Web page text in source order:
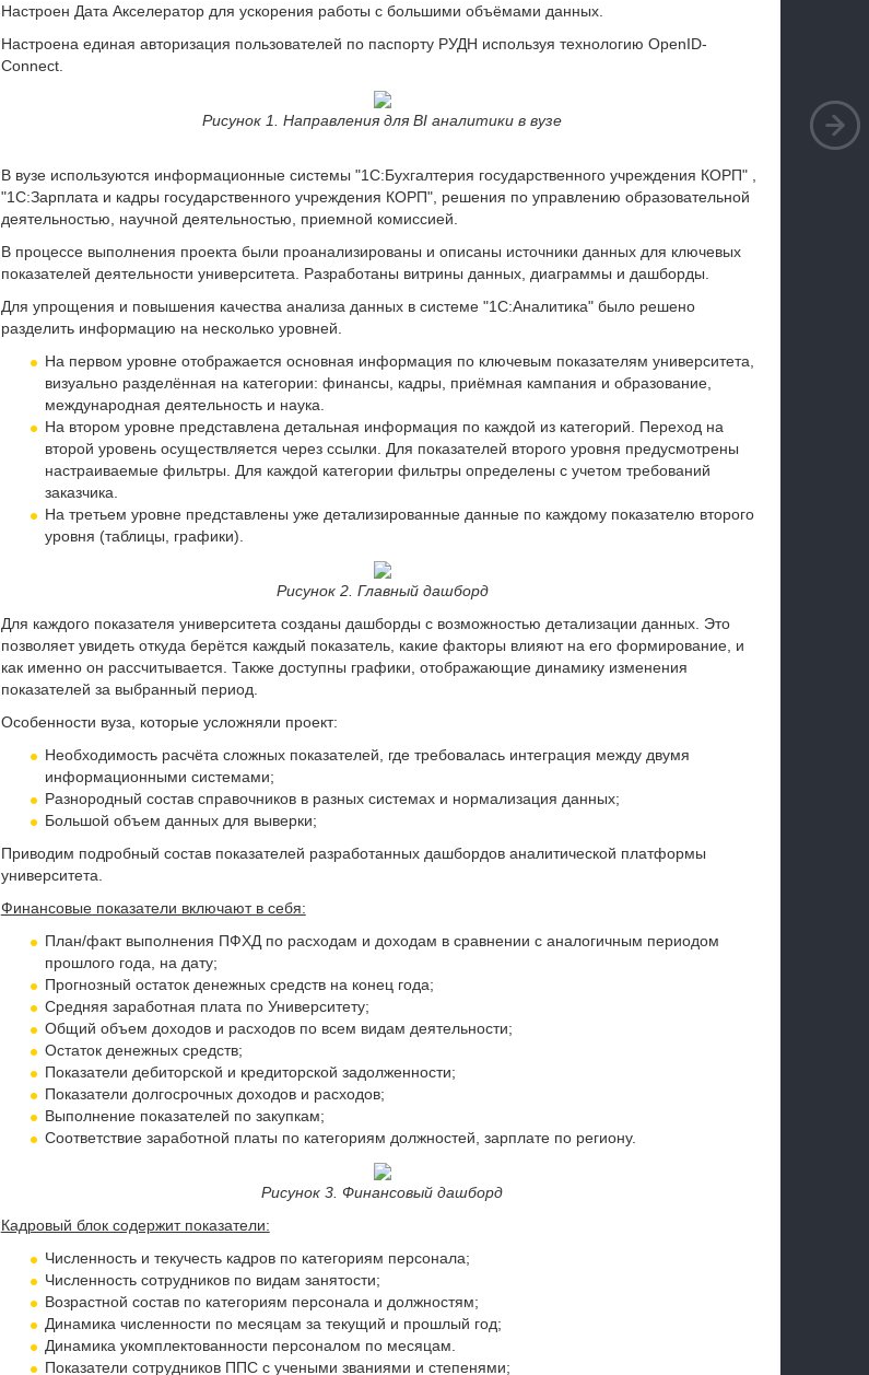
Настроен Дата Акселератор для ускорения работы с большими объёмами данных.
Настроена единая авторизация пользователей по паспорту РУДН используя технологию OpenID-
Connect.
Рисунок 1. Направления для BI аналитики в вузе
В вузе используются информационные системы "1С:Бухгалтерия государственного учреждения КОРП" ,
"1С:Зарплата и кадры государственного учреждения КОРП", решения по управлению образовательной
деятельностью, научной деятельностью, приемной комиссией.
В процессе выполнения проекта были проанализированы и описаны источники данных для ключевых
показателей деятельности университета. Разработаны витрины данных, диаграммы и дашборды.
Для упрощения и повышения качества анализа данных в системе "1С:Аналитика" было решено
разделить информацию на несколько уровней.
На первом уровне отображается основная информация по ключевым показателям университета,
визуально разделённая на категории: финансы, кадры, приёмная кампания и образование,
международная деятельность и наука.
На втором уровне представлена детальная информация по каждой из категорий. Переход на
второй уровень осуществляется через ссылки. Для показателей второго уровня предусмотрены
настраиваемые фильтры. Для каждой категории фильтры определены с учетом требований
заказчика.
На третьем уровне представлены уже детализированные данные по каждому показателю второго
уровня (таблицы, графики).
Рисунок 2. Главный дашборд
Для каждого показателя университета созданы дашборды с возможностью детализации данных. Это
позволяет увидеть откуда берётся каждый показатель, какие факторы влияют на его формирование, и
как именно он рассчитывается. Также доступны графики, отображающие динамику изменения
показателей за выбранный период.
Особенности вуза, которые усложняли проект:
Необходимость расчёта сложных показателей, где требовалась интеграция между двумя
информационными системами;
Разнородный состав справочников в разных системах и нормализация данных;
Большой объем данных для выверки;
Приводим подробный состав показателей разработанных дашбордов аналитической платформы
университета.
Финансовые показатели включают в себя:
План/факт выполнения ПФХД по расходам и доходам в сравнении с аналогичным периодом
прошлого года, на дату;
Прогнозный остаток денежных средств на конец года;
Средняя заработная плата по Университету;
Общий объем доходов и расходов по всем видам деятельности;
Остаток денежных средств;
Показатели дебиторской и кредиторской задолженности;
Показатели долгосрочных доходов и расходов;
Выполнение показателей по закупкам;
Соответствие заработной платы по категориям должностей, зарплате по региону.
Рисунок 3. Финансовый дашборд
Кадровый блок содержит показатели:
Численность и текучесть кадров по категориям персонала;
Численность сотрудников по видам занятости;
Возрастной состав по категориям персонала и должностям;
Динамика численности по месяцам за текущий и прошлый год;
Динамика укомплектованности персоналом по месяцам.
Показатели сотрудников ППС с учеными званиями и степенями;